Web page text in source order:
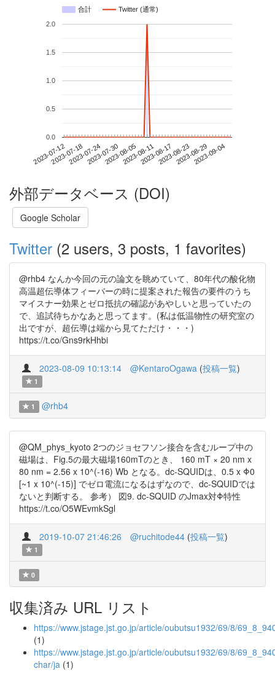
合計 Twitter (通常)
2023-07-122023-07-182023-07-242023-07-302023-08-052023-08-112023-08-172023-08-232023-08-292023-09-04
0.0
0.5
1.0
1.5
2.0
外部データベース (DOI)
Google Scholar
Twitter (2 users, 3 posts, 1 favorites)
@rhb4 なんか今回の元の論文を眺めていて、80年代の酸化物
高温超伝導体フィーバーの時に提案された報告の要件のうち
マイスナー効果とゼロ抵抗の確認があやしいと思っていたの
で、追試待ちかなあと思ってます。(私は低温物性の研究室の
出ですが、超伝導は端から見てただけ・・・)
https://t.co/Gns9rkHhbi
2023-08-09 10:13:14 @KentaroOgawa (投稿一覧)
1
1 @rhb4
@QM_phys_kyoto 2つのジョセフソン接合を含むループ中の
磁場は、Fig.5の最大磁場160mTのとき、 160 mT × 20 nm x
80 nm = 2.56 x 10^(-16) Wb となる。dc-SQUIDは、0.5 x Φ0
[~1 x 10^(-15)] でゼロ電流になるはずなので、dc-SQUIDでは
ないと判断する。 参考） 図9. dc-SQUID のJmax対Φ特性
https://t.co/O5WEvmkSgl
2019-10-07 21:46:26 @ruchitode44 (投稿一覧)
1
0
収集済み URL リスト
https://www.jstage.jst.go.jp/article/oubutsu1932/69/8/
(1)
https://www.jstage.jst.go.jp/article/oubutsu1932/69/8/
char/ja (1)